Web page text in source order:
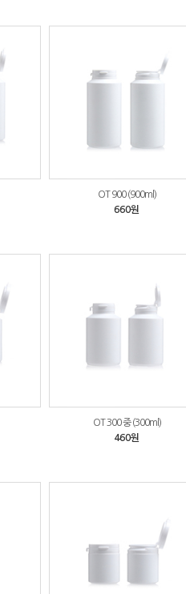
OT 900 (900ml)
660원
OT 300 중 (300ml)
460원